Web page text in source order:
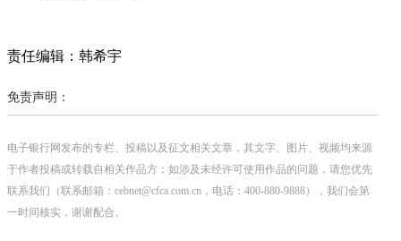
责任编辑：韩希宇
免责声明：
电子银行网发布的专栏、投稿以及征文相关文章，其文字、图片、视频均来源
于作者投稿或转载自相关作品方；如涉及未经许可使用作品的问题，请您优先
联系我们（联系邮箱：cebnet@cfca.com.cn，电话：400-880-9888），我们会第
一时间核实，谢谢配合。